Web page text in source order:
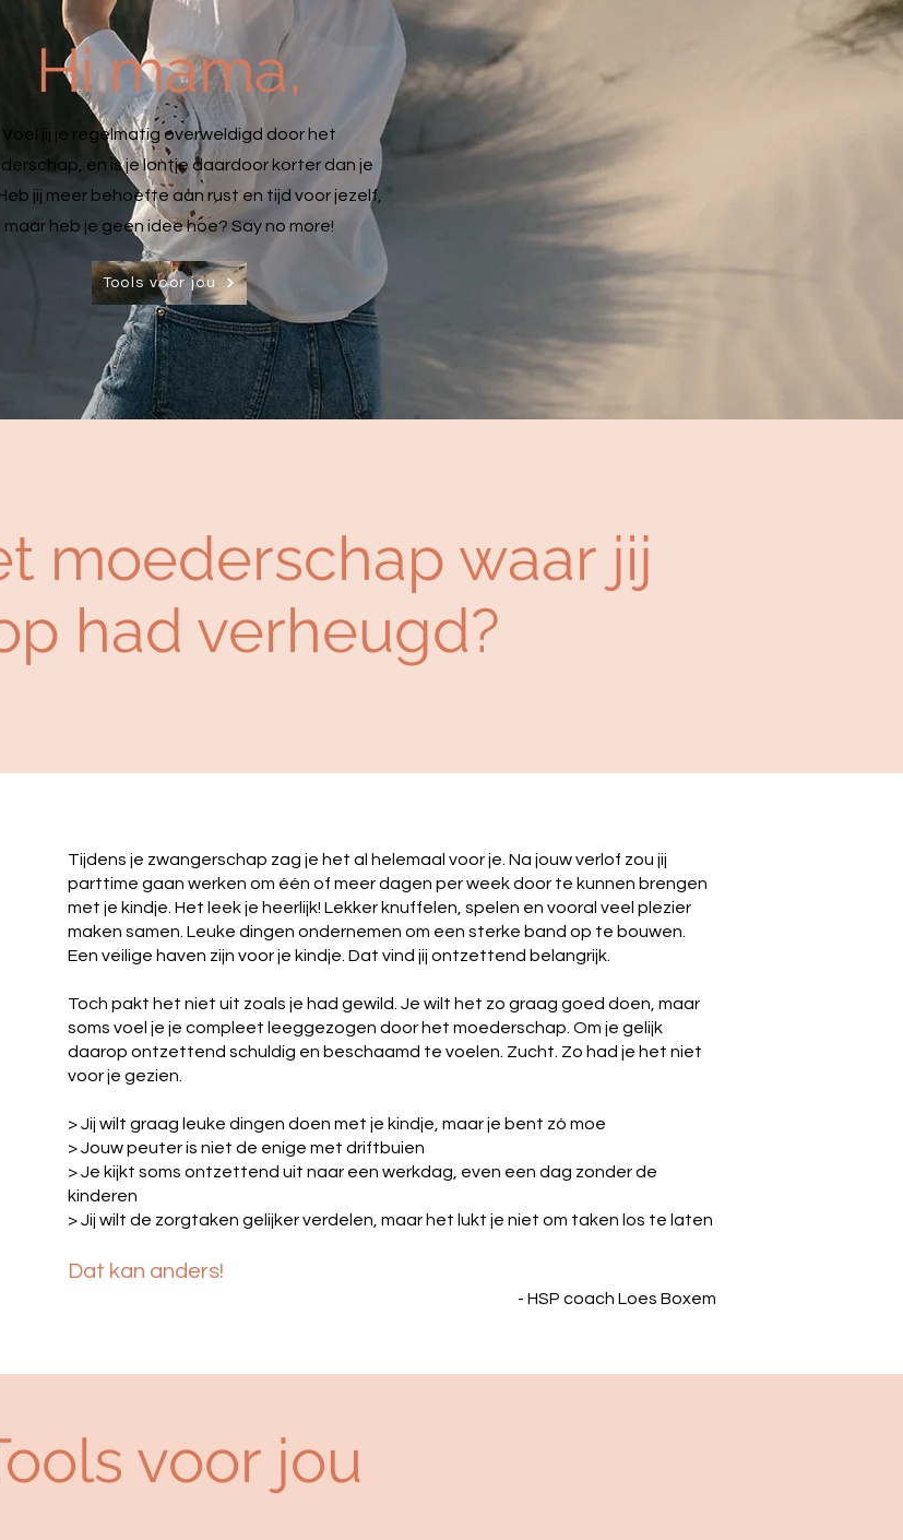
Hi mama,
Voel jij je regelmatig overweldigd door het
en is je lontje daardoor korter dan je
jij meer behoefte aan rust en tijd voor jezelf,
maar heb je geen idee hoe? Say no more!
Tools voor jou
moederschap waar jij
had verheugd?
Tijdens je zwangerschap zag je het al helemaal voor je. Na jouw verlof zou jij
parttime gaan werken om één of meer dagen per week door te kunnen brengen
met je kindje. Het leek je heerlijk! Lekker knuffelen, spelen en vooral veel plezier
maken samen. Leuke dingen ondernemen om een sterke band op te bouwen.
Een veilige haven zijn voor je kindje. Dat vind jij ontzettend belangrijk.
Toch pakt het niet uit zoals je had gewild. Je wilt het zo graag goed doen, maar
soms voel je je compleet leeggezogen door het moederschap. Om je gelijk
daarop ontzettend schuldig en beschaamd te voelen. Zucht. Zo had je het niet
voor je gezien.
> Jij wilt graag leuke dingen doen met je kindje, maar je bent zó moe
> Jouw peuter is niet de enige met driftbuien
> Je kijkt soms ontzettend uit naar een werkdag, even een dag zonder de
kinderen
> Jij wilt de zorgtaken gelijker verdelen, maar het lukt je niet om taken los te laten
Dat kan anders!
- HSP coach Loes Boxem
voor jou